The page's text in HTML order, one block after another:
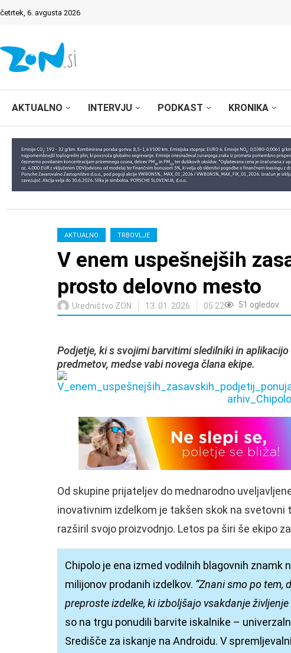
četrtek, 6. avgusta 2026
AKTUALNO INTERVJU PODKAST KRONIKA
AKTUALNO TRBOVLJE
V enem uspešnejših
prosto delovno mesto
Uredništvo ZON 13. 01. 2026 05:22 51 ogledov
Podjetje, ki s svojimi barvitimi sledilniki in
predmetov, medse vabi novega člana ekipe.
Od skupine prijateljev do mednarodno
inovativnim izdelkom je takšen skok na svetovni
razširil svojo proizvodnjo. Letos pa širi še ekipo
Chipolo je ena izmed vodilnih blagovnih
milijonov prodanih izdelkov. “Znani smo po tem,
preproste izdelke, ki izboljšajo vsakdanje življenje
so na trgu ponudili barvite iskalnike –
Središče za iskanje na Androidu. V